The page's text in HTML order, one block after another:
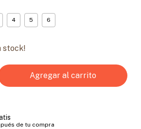
4 5 6
stock!
de tu compra